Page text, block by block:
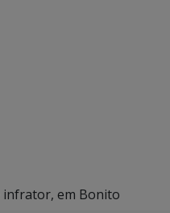
infrator, em Bonito